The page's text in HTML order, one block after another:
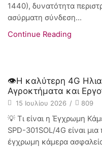
1440), δυνατότητα
ασύρματη σύνδεση...
Continue Reading
Συστήματα CCTV
👁️Η καλύτερη 4G
Αγροκτήματα και
15 Ιουλίου 2026 / 809
💡 Τι είναι η Έγχρωμη
SPD-301SOL/4G είναι
έγχρωμη κάμερα